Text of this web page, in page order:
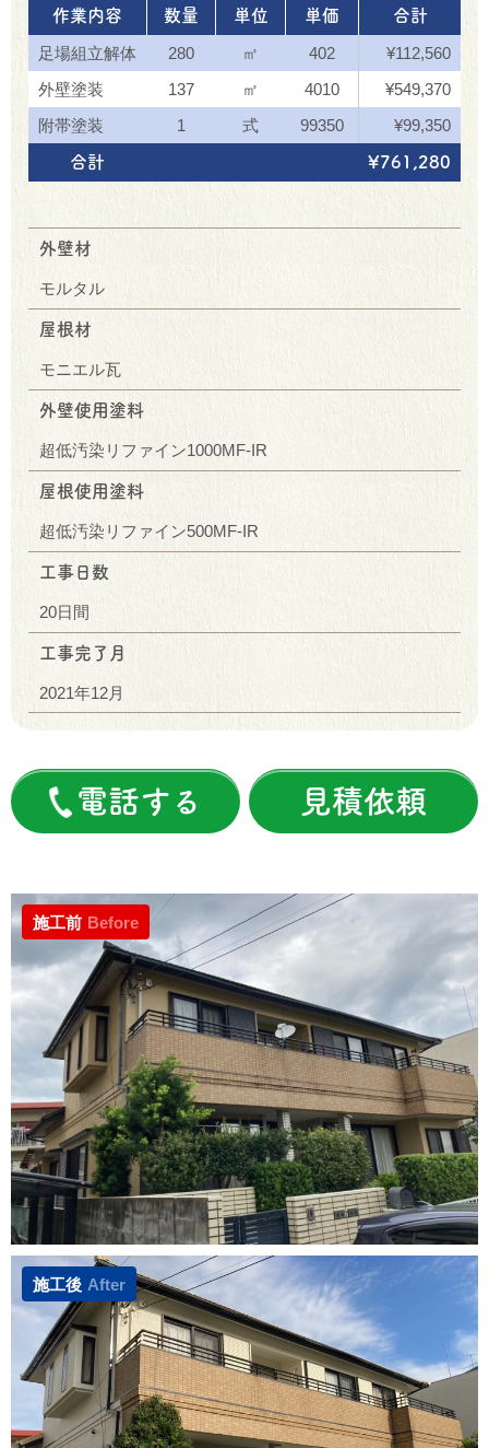
作業内容 数量 単位 単価 合計
足場組立解体 280 ㎡ 402
¥112,560
外壁塗装
137 ㎡ 4010
¥549,370
附帯塗装
1 式 99350 ¥99,350
合計 ¥761,280
外壁材
モルタル
屋根材
モニエル瓦
外壁使用塗料
超低汚染リファイン1000MF-IR
屋根使用塗料
超低汚染リファイン500MF-IR
工事日数
20日間
工事完了月
2021年12月
電話する 見積依頼
施工前 Before
施工後 After